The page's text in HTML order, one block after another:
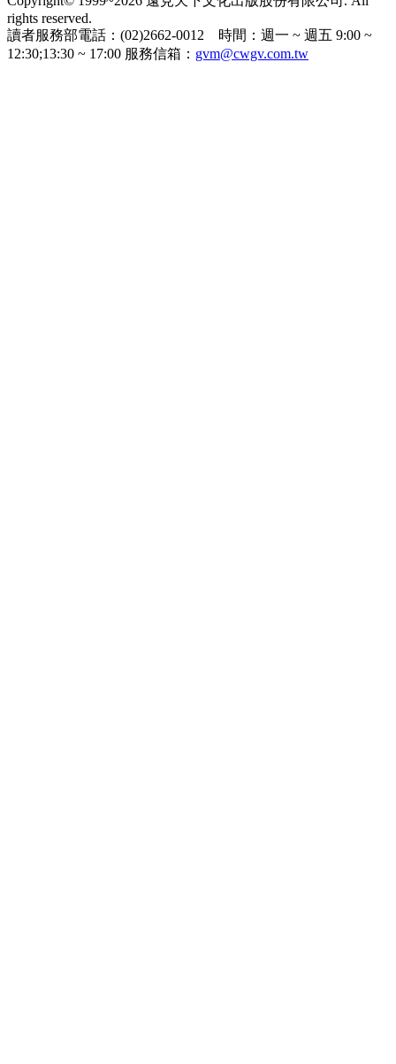
rights reserved.
讀者服務部電話：(02)2662-0012 時間：週一 ~ 週五 9:00 ~
12:30;13:30 ~ 17:00 服務信箱： gvm@cwgv.com.tw